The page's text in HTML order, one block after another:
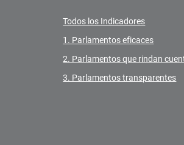
Todos los Indicadores
1. Parlamentos eficaces
2. Parlamentos que rindan
3. Parlamentos transparentes